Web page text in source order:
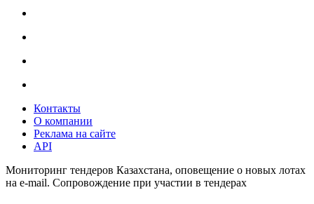
Контакты
О компании
Реклама на сайте
API
Мониторинг тендеров Казахстана, оповещение о новых лотах
на e-mail. Сопровождение при участии в тендерах